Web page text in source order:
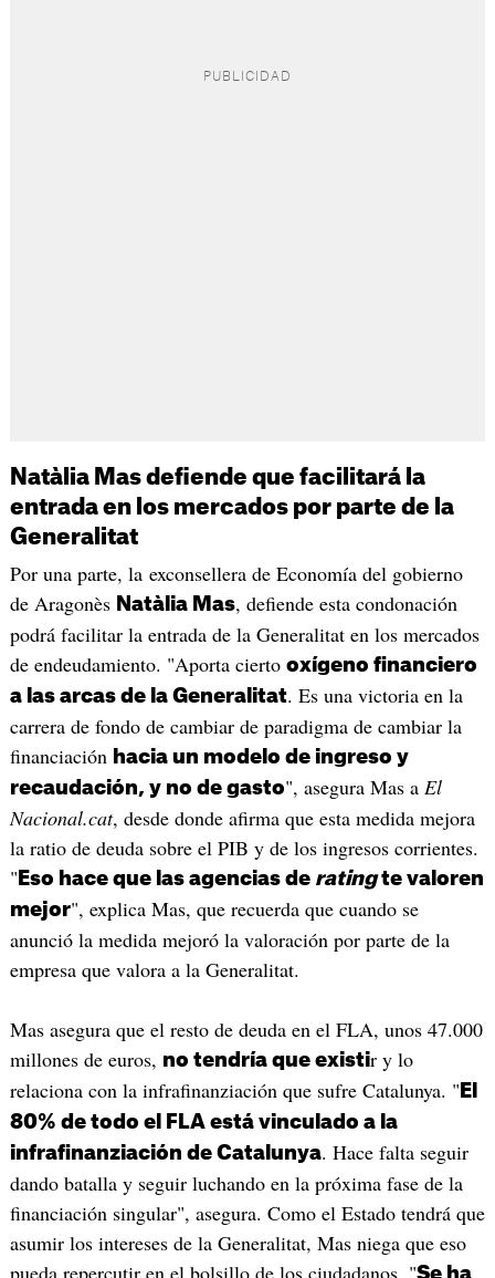
Natàlia Mas defiende que facilitará la
entrada en los mercados por parte de la
Generalitat
Por una parte, la exconsellera de Economía del gobierno
de Aragonès Natàlia Mas, defiende esta condonación
podrá facilitar la entrada de la Generalitat en los mercados
de endeudamiento. "Aporta cierto oxígeno financiero
a las arcas de la Generalitat. Es una victoria en la
carrera de fondo de cambiar de paradigma de cambiar la
financiación hacia un modelo de ingreso y
recaudación, y no de gasto", asegura Mas a El
Nacional.cat, desde donde afirma que esta medida mejora
la ratio de deuda sobre el PIB y de los ingresos corrientes.
" Eso hace que las agencias de ratingte valoren
mejor", explica Mas, que recuerda que cuando se
anunció la medida mejoró la valoración por parte de la
empresa que valora a la Generalitat.
Mas asegura que el resto de deuda en el FLA, unos 47.000
millones de euros, no tendría que existir y lo
relaciona con la infrafinanziación que sufre Catalunya. " El
80% de todo el FLA está vinculado a la
infrafinanziación de Catalunya. Hace falta seguir
dando batalla y seguir luchando en la próxima fase de la
financiación singular", asegura. Como el Estado tendrá que
asumir los intereses de la Generalitat, Mas niega que eso
pueda repercutir en el bolsillo de los ciudadanos. "Se ha